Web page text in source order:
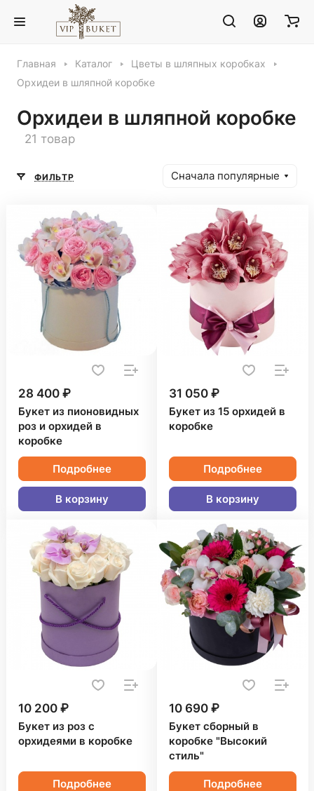
Главная Каталог
Цветы в шляпных коробках
Орхидеи в шляпной коробке
Орхидеи в шляпной коробке
21 товар
ФИЛЬТР Сначала популярные
28 400 ₽
Букет из пионовидных
роз и орхидей в
коробке
Подробнее
В корзину
31 050 ₽
Букет из 15 орхидей в
коробке
Подробнее
В корзину
10 200 ₽
Букет из роз с
орхидеями в коробке
Подробнее
10 690 ₽
Букет сборный в
коробке "Высокий
стиль"
Подробнее